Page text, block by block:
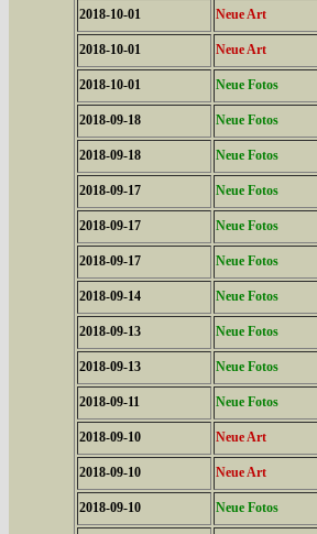
2018-10-01 Neue Art
2018-10-01 Neue Art
2018-10-01 Neue Fotos
2018-09-18 Neue Fotos
2018-09-18 Neue Fotos
2018-09-17 Neue Fotos
2018-09-17 Neue Fotos
2018-09-17 Neue Fotos
2018-09-14 Neue Fotos
2018-09-13 Neue Fotos
2018-09-13 Neue Fotos
2018-09-11 Neue Fotos
2018-09-10 Neue Art
2018-09-10 Neue Art
2018-09-10 Neue Fotos